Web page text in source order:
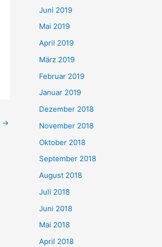
→
Juni 2019
Mai 2019
April 2019
März 2019
Februar 2019
Januar 2019
Dezember 2018
November 2018
Oktober 2018
September 2018
August 2018
Juli 2018
Juni 2018
Mai 2018
April 2018